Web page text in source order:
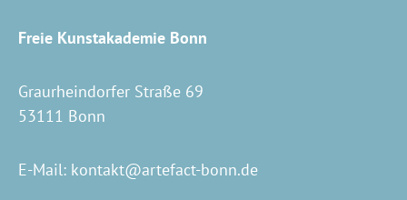
Freie Kunstakademie Bonn
Graurheindorfer Straße 69
53111 Bonn
E-Mail: kontakt@artefact-bonn.de